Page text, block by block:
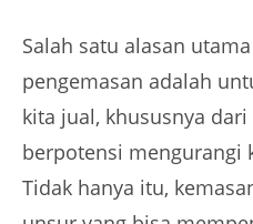
Salah satu alasan
pengemasan adalah
kita jual, khususnya
berpotensi mengurangi
Tidak hanya itu,